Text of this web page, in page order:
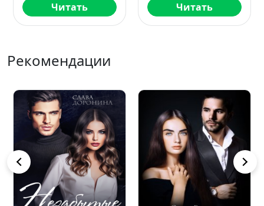
Читать Читать
Рекомендации